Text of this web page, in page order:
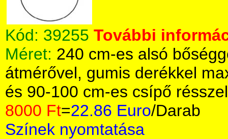
Kód: 39255 További
Méret: 240 cm-es alsó
átmérővel, gumis derékkel
és 90-100 cm-es csípő
8000 Ft=22.86 Euro/Darab
Színek nyomtatása